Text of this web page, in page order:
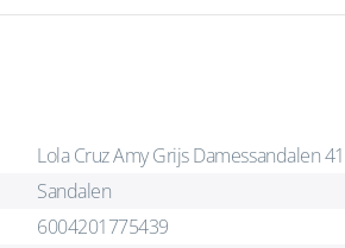
Lola Cruz Amy Grijs Damessandalen
Sandalen
6004201775439